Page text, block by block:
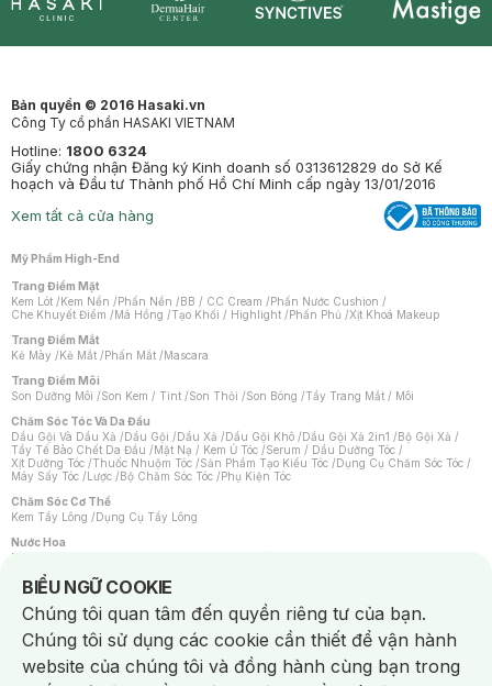
Bản quyền © 2016 Hasaki.vn
Công Ty cổ phần HASAKI VIETNAM
Hotline: 1800 6324
Giấy chứng nhận Đăng ký Kinh doanh số 0313612829 do Sở Kế
hoạch và Đầu tư Thành phố Hồ Chí Minh cấp ngày 13/01/2016
Xem tất cả cửa hàng
Mỹ Phẩm High-End
Trang Điểm Mặt
Kem Lót /Kem Nền /Phấn Nền /BB / CC Cream /Phấn Nước Cushion /
Che Khuyết Điểm /Má Hồng /Tạo Khối / Highlight /Phấn Phủ /Xịt Khoá Makeup
Trang Điểm Mắt
Kẻ Mày /Kẻ Mắt /Phấn Mắt /Mascara
Trang Điểm Môi
Son Dưỡng Môi /Son Kem / Tint /Son Thỏi /Son Bóng /Tẩy Trang Mắt / Môi
Chăm Sóc Tóc Và Da Đầu
Dầu Gội Và Dầu Xả /Dầu Gội /Dầu Xả /Dầu Gội Khô /Dầu Gội Xả 2in1 /Bộ Gội Xả /
Tẩy Tế Bào Chết Da Đầu /Mặt Nạ / Kem Ủ Tóc /Serum / Dầu Dưỡng Tóc /
Xịt Dưỡng Tóc /Thuốc Nhuộm Tóc /Sản Phẩm Tạo Kiểu Tóc /Dụng Cụ Chăm Sóc Tóc /
Máy Sấy Tóc /Lược /Bộ Chăm Sóc Tóc /Phụ Kiện Tóc
Chăm Sóc Cơ Thể
Kem Tẩy Lông /Dụng Cụ Tẩy Lông
Nước Hoa
Nước Hoa Nữ
Chăm Sóc Cá Nhân
Chống Muỗi /Khẩu Trang /Máy Massage/Mặt Nạ Xông Hơi /Nước Rửa Tay/
Sản Phẩm Chăm Sóc Khác /Bàn Chải Đánh Răng /Bàn Chải Điện/
Hỗ Trợ Trắng Răng/Kem Đánh Răng /Máy Tăm Nước/ Nước Súc Miệng/
Tăm / Chỉ Nha Khoa/ Xịt Thơm Miệng / Dung Dịch Vệ Sinh/Dưỡng Vùng Kín/
Khăn Ướt Vệ Sinh Vùng Kín/Băng Vệ Sinh/Tampon/Bọt Cạo Râu /Dao Cạo Râu/
Máy Cạo Râu
BIỂU NGỮ COOKIE
Notice about cookies usage
Chúng tôi quan tâm đến quyền riêng tư của bạn.
Chúng tôi sử dụng các cookie cần thiết để vận hành
website của chúng tôi và đồng hành cùng bạn trong